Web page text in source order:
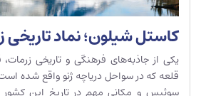
کاستل شیلون؛ نماد تاریخی
یکی از جاذبه‌های فرهنگی و تاریخی
قلعه که در سواحل دریاچه ژنو واقع شده
سوئیس و مکانی مهم در تاریخ این